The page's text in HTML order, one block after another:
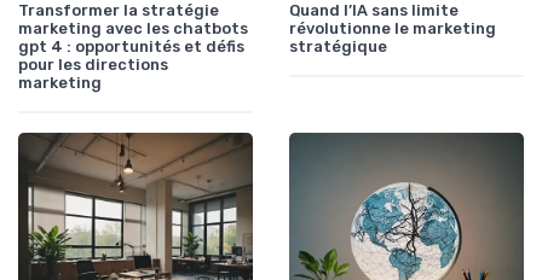
Transformer la stratégie
marketing avec les chatbots
gpt 4 : opportunités et défis
pour les directions
marketing
Quand l’IA sans limite
révolutionne le marketing
stratégique